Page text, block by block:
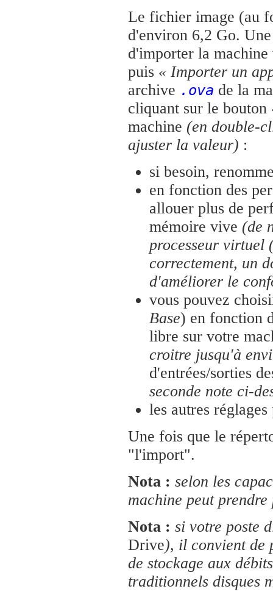
Le fichier image (au
d'environ 6,2 Go.
d'importer la
puis « Importer un
archive .ova de la
cliquant sur le bouton
machine (en double-
ajuster la valeur) :
si besoin,
en fonction des
allouer plus de
mémoire vive (de
processeur virtuel
correctement, un
d'améliorer le
vous pouvez
Base) en fonction
libre sur votre
croitre jusqu'à
d'entrées/sorties
seconde note ci-
les autres
Une fois que le
"l'import".
Nota : selon les
machine peut
Nota : si votre poste
Drive), il convient de
de stockage aux
traditionnels disques